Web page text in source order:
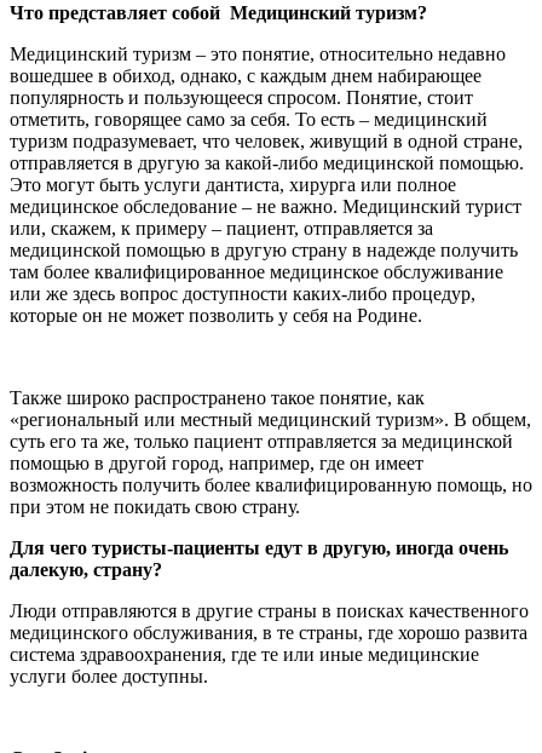
Что представляет собой Медицинский туризм?
Медицинский туризм – это понятие, относительно недавно
вошедшее в обиход, однако, с каждым днем набирающее
популярность и пользующееся спросом. Понятие, стоит
отметить, говорящее само за себя. То есть – медицинский
туризм подразумевает, что человек, живущий в одной стране,
отправляется в другую за какой-либо медицинской помощью.
Это могут быть услуги дантиста, хирурга или полное
медицинское обследование – не важно. Медицинский турист
или, скажем, к примеру – пациент, отправляется за
медицинской помощью в другую страну в надежде получить
там более квалифицированное медицинское обслуживание
или же здесь вопрос доступности каких-либо процедур,
которые он не может позволить у себя на Родине.
Также широко распространено такое понятие, как
«региональный или местный медицинский туризм». В общем,
суть его та же, только пациент отправляется за медицинской
помощью в другой город, например, где он имеет
возможность получить более квалифицированную помощь, но
при этом не покидать свою страну.
Для чего туристы-пациенты едут в другую, иногда очень
далекую, страну?
Люди отправляются в другие страны в поисках качественного
медицинского обслуживания, в те страны, где хорошо развита
система здравоохранения, где те или иные медицинские
услуги более доступны.